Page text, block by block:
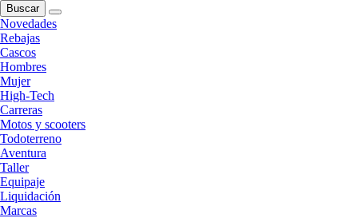
Buscar
Novedades
Rebajas
Cascos
Hombres
Mujer
High-Tech
Carreras
Motos y scooters
Todoterreno
Aventura
Taller
Equipaje
Liquidación
Marcas